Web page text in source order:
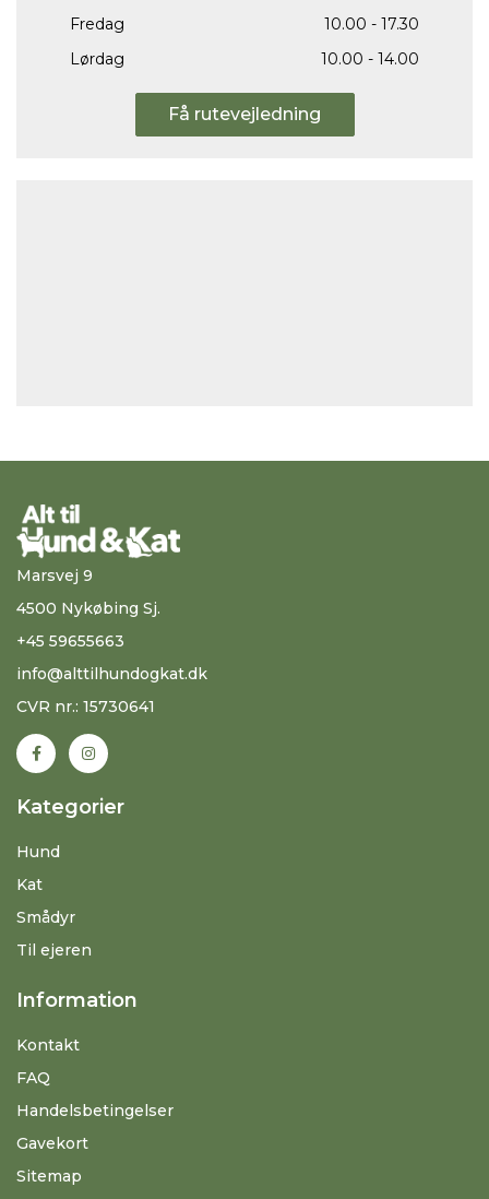
Fredag
10.00 - 17.30
Lørdag
10.00 - 14.00
Få rutevejledning
Marsvej 9
4500 Nykøbing Sj.
+45 59655663
info@alttilhundogkat.dk
CVR nr.: 15730641
Kategorier
Hund
Kat
Smådyr
Til ejeren
Information
Kontakt
FAQ
Handelsbetingelser
Gavekort
Sitemap